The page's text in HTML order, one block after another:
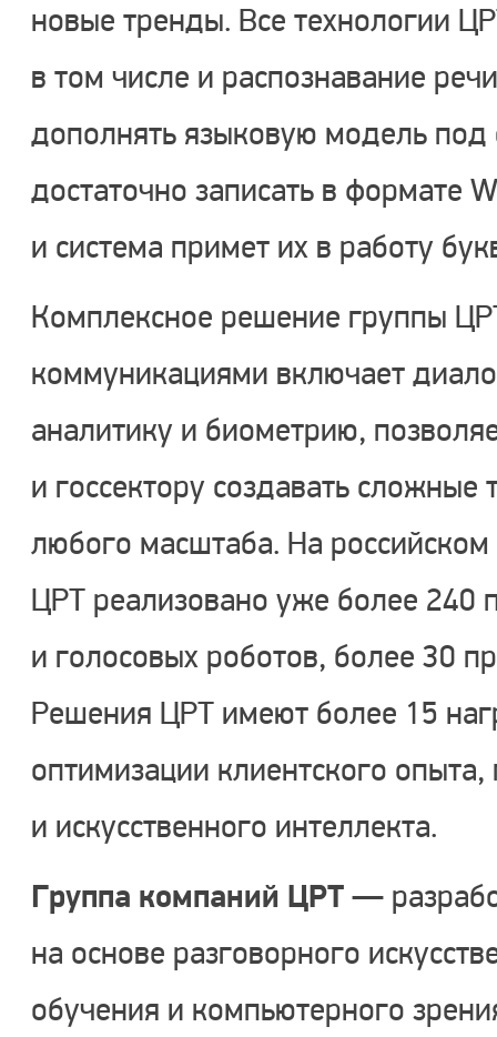
новые тренды. Все технологии
в том числе и распознавание
дополнять языковую модель под
достаточно записать в формате
и система примет их в работу
Комплексное решение группы
коммуникациями включает
аналитику и биометрию,
и госсектору создавать
любого масштаба. На
ЦРТ реализовано уже более 240
и голосовых роботов, более 30
Решения ЦРТ имеют более 15
оптимизации клиентского
и искусственного интеллекта.
Группа компаний ЦРТ—
на основе разговорного
обучения и компьютерного